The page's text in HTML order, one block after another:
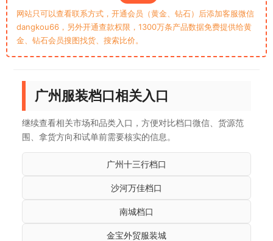
网站只可以查看联系方式，开通会员（黄金、钻石）后添加客服微信
dangkou66，另外开通查款权限，1300万条产品数据免费提供给黄
金、钻石会员搜图找货、搜索比价。
广州服装档口相关入口
继续查看相关市场和品类入口，方便对比档口微信、货源范
围、拿货方向和试单前需要核实的信息。
广州十三行档口
沙河万佳档口
南城档口
金宝外贸服装城